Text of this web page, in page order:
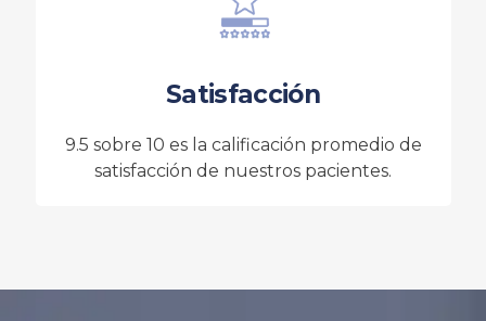
Satisfacción
9.5 sobre 10 es la calificación promedio de
satisfacción de nuestros pacientes.